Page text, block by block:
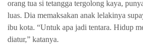
orang tua si tetangga tergolong kaya,
luas. Dia memaksakan anak lelakinya
ibu kota. “Untuk apa jadi tentara. Hidup
diatur,” katanya.